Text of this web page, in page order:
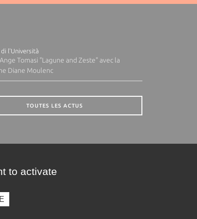
l'Università
Tomasi "Lagune and Zeste" avec la
Diane Moulenc
TOUTES LES ACTUS
to activate